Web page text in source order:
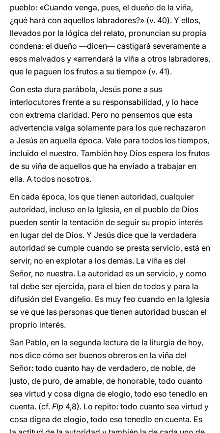
pueblo: «Cuando venga, pues, el dueño de la viña,
¿qué hará con aquellos labradores?» (v. 40). Y ellos,
llevados por la lógica del relato, pronuncian su propia
condena: el dueño —dicen— castigará severamente a
esos malvados y «arrendará la viña a otros labradores,
que le paguen los frutos a su tiempo» (v. 41).
Con esta dura parábola, Jesús pone a sus
interlocutores frente a su responsabilidad, y lo hace
con extrema claridad. Pero no pensemos que esta
advertencia valga solamente para los que rechazaron
a Jesús en aquella época. Vale para todos los tiempos,
incluido el nuestro. También hoy Dios espera los frutos
de su viña de aquellos que ha enviado a trabajar en
ella. A todos nosotros.
En cada época, los que tienen autoridad, cualquier
autoridad, incluso en la Iglesia, en el pueblo de Dios
pueden sentir la tentación de seguir su propio interés
en lugar del de Dios. Y Jesús dice que la verdadera
autoridad se cumple cuando se presta servicio, está en
servir, no en explotar a los demás. La viña es del
Señor, no nuestra. La autoridad es un servicio, y como
tal debe ser ejercida, para el bien de todos y para la
difusión del Evangelio. Es muy feo cuando en la Iglesia
se ve que las personas que tienen autoridad buscan el
proprio interés.
San Pablo, en la segunda lectura de la liturgia de hoy,
nos dice cómo ser buenos obreros en la viña del
Señor: todo cuanto hay de verdadero, de noble, de
justo, de puro, de amable, de honorable, todo cuanto
sea virtud y cosa digna de elogio, todo eso tenedlo en
cuenta. (cf. Flp 4,8). Lo repito: todo cuanto sea virtud y
cosa digna de elogio, todo eso tenedlo en cuenta. Es